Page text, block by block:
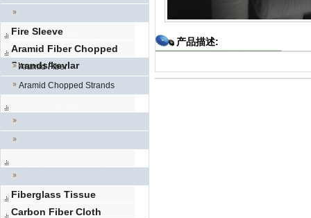
Fire Sleeve
Aramid Fiber Chopped
Strands/kevlar
Aramid FIber
Aramid Chopped Strands
Fiberglass Tissue
Carbon Fiber Cloth
产品描述: